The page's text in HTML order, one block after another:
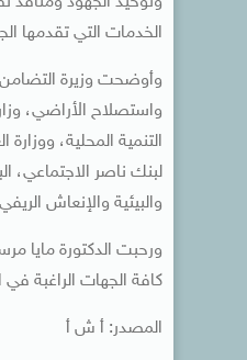
الخدمات التي تقدمها
وأوضحت وزيرة التضامن
واستصلاح الأراضي،
التنمية المحلية،
لبنك ناصر الاجتماعي،
والبيئية والإنعاش
ورحبت الدكتورة مايا
كافة الجهات الراغبة
المصدر: أ ش أ